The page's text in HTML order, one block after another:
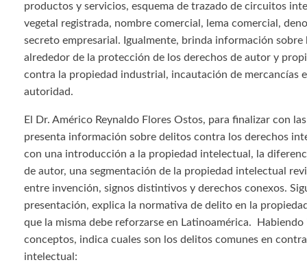
productos y servicios, esquema de trazado de circuitos
vegetal registrada, nombre comercial, lema comercial,
secreto empresarial. Igualmente, brinda información sobre
alrededor de la protección de los derechos de autor y
contra la propiedad industrial, incautación de mercancías
autoridad.
El Dr. Américo Reynaldo Flores Ostos, para finalizar con
presenta información sobre delitos contra los derechos
con una introducción a la propiedad intelectual, la
de autor, una segmentación de la propiedad intelectual
entre invención, signos distintivos y derechos conexos.
presentación, explica la normativa de delito en la
que la misma debe reforzarse en Latinoamérica.
conceptos, indica cuales son los delitos comunes en
intelectual: